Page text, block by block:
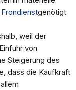
Frondienstgenötigt
weil der
von
Steigerung des
dass die Kaufkraft